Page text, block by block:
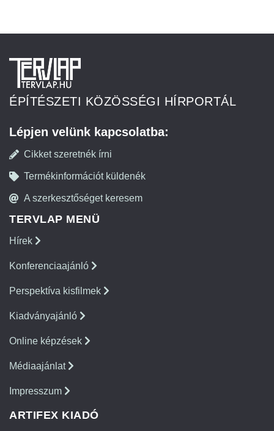
ÉPÍTÉSZETI KÖZÖSSÉGI HÍRPORTÁL
Lépjen velünk kapcsolatba:
Cikket szeretnék írni
Termékinformációt küldenék
A szerkesztőséget keresem
TERVLAP MENÜ
Hírek
Konferenciaajánló
Perspektíva kisfilmek
Kiadványajánló
Online képzések
Médiaajánlat
Impresszum
ARTIFEX KIADÓ